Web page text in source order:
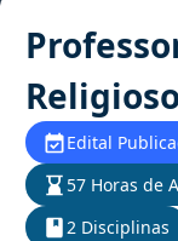
Religioso
Edital
57 Horas de
2 Disciplinas